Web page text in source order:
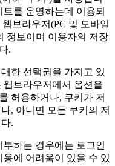
를 운영하는데 이용되
브라우저(PC 및 모바일
정보이며 이용자의 저장
.
한 선택권을 가지고 있
웹브라우저에서 옵션을
허용하거나, 쿠키가 저
, 아니면 모든 쿠키의 저
.
하는 경우에는 로그인
에 어려움이 있을 수 있